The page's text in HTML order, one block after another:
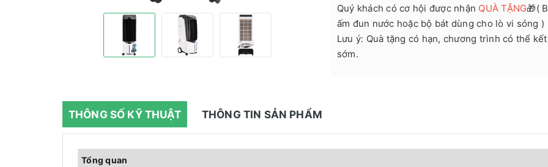
Quý khách có cơ hội được nhận QUÀ TẶNG🎁(
ấm đun nước hoặc bộ bát dùng cho lò vi sóng )
Lưu ý: Quà tặng có hạn, chương trình có thể
sớm.
THÔNG SỐ KỸ THUẬT THÔNG TIN SẢN PHẨM
Tổng quan